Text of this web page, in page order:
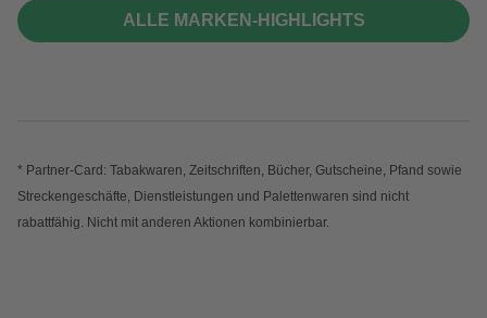
ALLE MARKEN-HIGHLIGHTS
* Partner-Card: Tabakwaren, Zeitschriften, Bücher, Gutscheine, Pfand sowie
Streckengeschäfte, Dienstleistungen und Palettenwaren sind nicht
rabattfähig. Nicht mit anderen Aktionen kombinierbar.